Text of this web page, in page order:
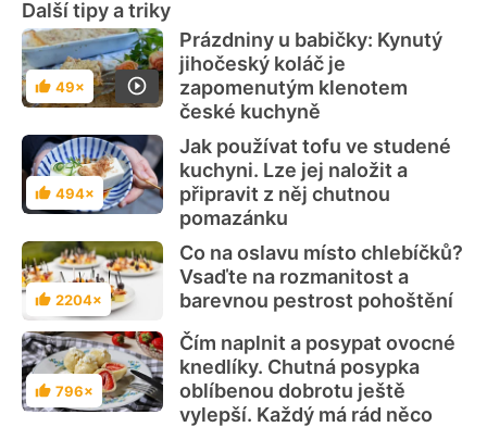
Další tipy a triky
Hodnocení
49×
Prázdniny u babičky: Kynutý
jihočeský koláč je
zapomenutým klenotem
české kuchyně
Hodnocení
494×
Jak používat tofu ve studené
kuchyni. Lze jej naložit a
připravit z něj chutnou
pomazánku
Hodnocení
2204×
Co na oslavu místo chlebíčků?
Vsaďte na rozmanitost a
barevnou pestrost pohoštění
Hodnocení
796×
Čím naplnit a posypat ovocné
knedlíky. Chutná posypka
oblíbenou dobrotu ještě
vylepší. Každý má rád něco